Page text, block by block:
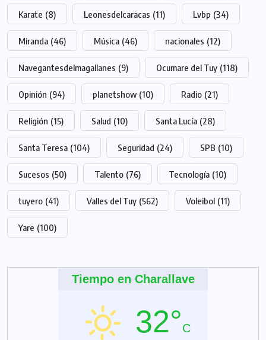
Karate (8) Leonesdelcaracas (11) Lvbp (34)
Miranda (46) Música (46) nacionales (12)
Navegantesdelmagallanes (9) Ocumare del Tuy (118)
Opinión (94) planetshow (10) Radio (21)
Religión (15) Salud (10) Santa Lucía (28)
Santa Teresa (104) Seguridad (24) SPB (10)
Sucesos (50) Talento (76) Tecnología (10)
tuyero (41) Valles del Tuy (562) Voleibol (11)
Yare (100)
Tiempo en Charallave
32°C